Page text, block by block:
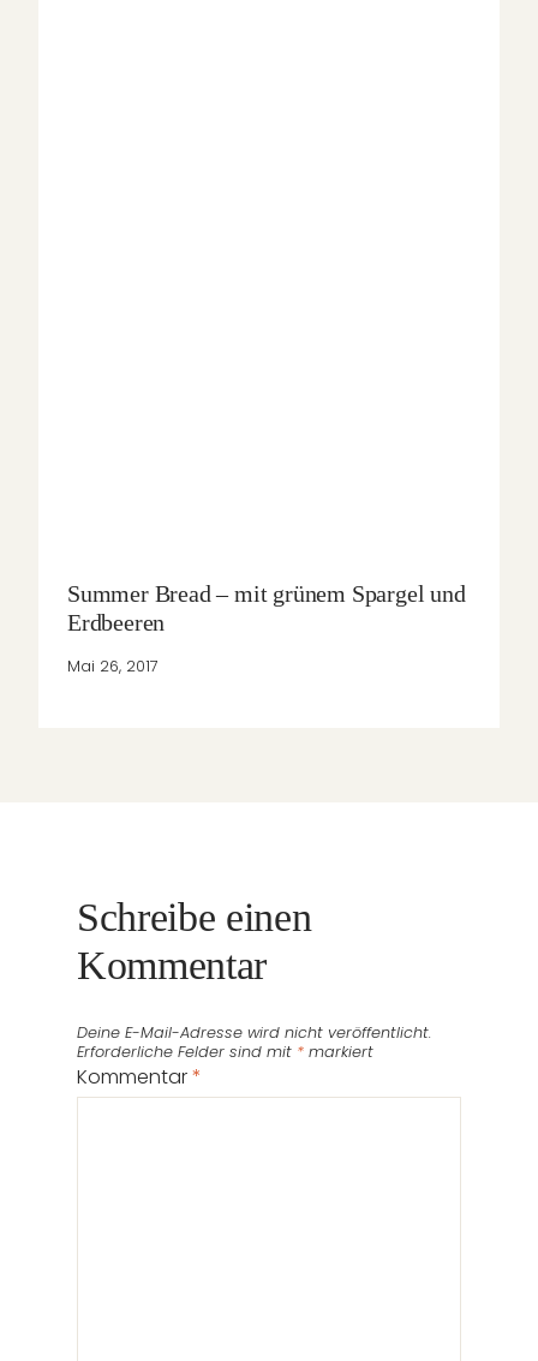
Summer Bread – mit grünem Spargel und
Erdbeeren
Mai 26, 2017
Schreibe einen
Kommentar
Deine E-Mail-Adresse wird nicht veröffentlicht.
Erforderliche Felder sind mit * markiert
Kommentar*